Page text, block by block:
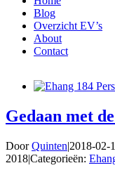
Blog
Overzicht EV’s
About
Contact
Gedaan met
DoorQuinten|2018-02-
2018|Categorieën: